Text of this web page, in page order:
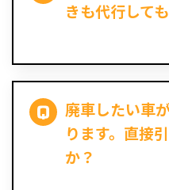
きも代行して
廃車したい車
ります。直接
か？